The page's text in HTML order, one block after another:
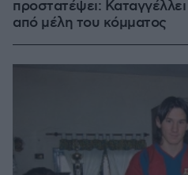
προστατέψει:
από μέλη του κόμματος